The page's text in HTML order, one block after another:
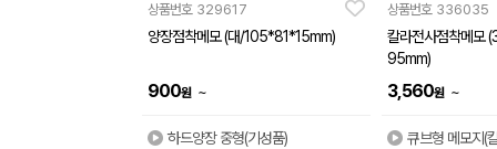
상품번호 329617
양장점착메모 (대/105*81*15mm)
900원 ~
하드양장 중형(기성품)
상품번호 336035
칼라전사점착메
95mm)
3,560원 ~
큐브형 메모지(